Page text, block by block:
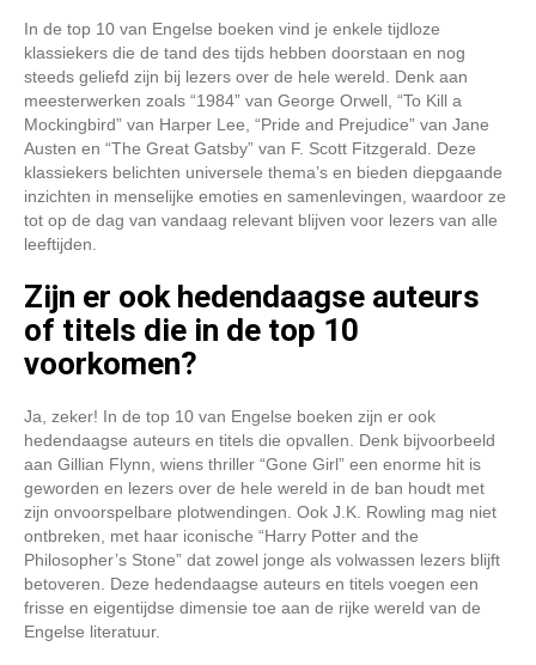
In de top 10 van Engelse boeken vind je enkele tijdloze
klassiekers die de tand des tijds hebben doorstaan en nog
steeds geliefd zijn bij lezers over de hele wereld. Denk aan
meesterwerken zoals “1984” van George Orwell, “To Kill a
Mockingbird” van Harper Lee, “Pride and Prejudice” van Jane
Austen en “The Great Gatsby” van F. Scott Fitzgerald. Deze
klassiekers belichten universele thema’s en bieden diepgaande
inzichten in menselijke emoties en samenlevingen, waardoor ze
tot op de dag van vandaag relevant blijven voor lezers van alle
leeftijden.
Zijn er ook hedendaagse auteurs
of titels die in de top 10
voorkomen?
Ja, zeker! In de top 10 van Engelse boeken zijn er ook
hedendaagse auteurs en titels die opvallen. Denk bijvoorbeeld
aan Gillian Flynn, wiens thriller “Gone Girl” een enorme hit is
geworden en lezers over de hele wereld in de ban houdt met
zijn onvoorspelbare plotwendingen. Ook J.K. Rowling mag niet
ontbreken, met haar iconische “Harry Potter and the
Philosopher’s Stone” dat zowel jonge als volwassen lezers blijft
betoveren. Deze hedendaagse auteurs en titels voegen een
frisse en eigentijdse dimensie toe aan de rijke wereld van de
Engelse literatuur.